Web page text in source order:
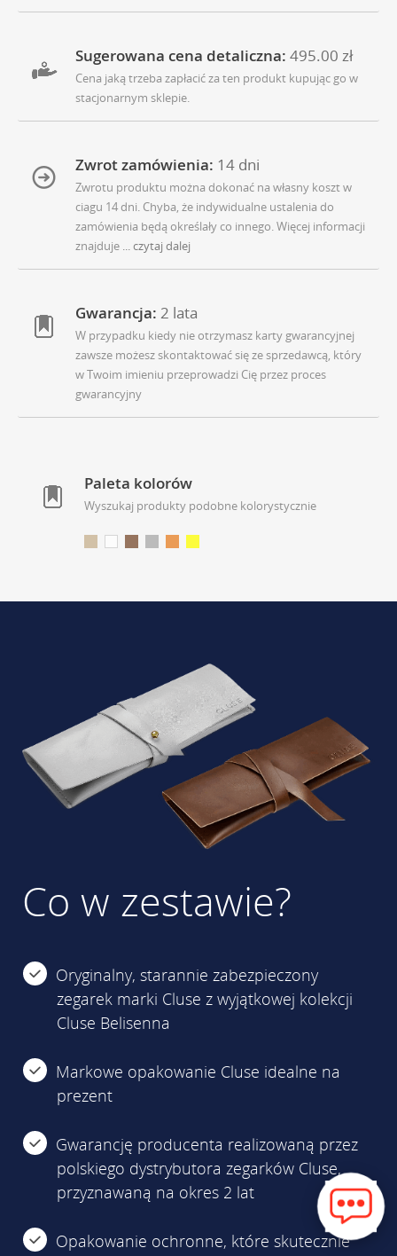
Sugerowana cena detaliczna: 495.00 zł
Cena jaką trzeba zapłacić za ten produkt kupując go w
stacjonarnym sklepie.
Zwrot zamówienia: 14 dni
Zwrotu produktu można dokonać na własny koszt w
ciagu 14 dni. Chyba, że indywidualne ustalenia do
zamówienia będą określały co innego. Więcej informacji
znajduje
... czytaj dalej
Gwarancja: 2 lata
W przypadku kiedy nie otrzymasz karty gwarancyjnej
zawsze możesz skontaktować się ze sprzedawcą, który
w Twoim imieniu przeprowadzi Cię przez proces
gwarancyjny
Paleta kolorów
Wyszukaj produkty podobne kolorystycznie
Co w zestawie?
Oryginalny, starannie zabezpieczony
zegarek marki Cluse z wyjątkowej kolekcji
Cluse Belisenna
Markowe opakowanie Cluse idealne na
prezent
Gwarancję producenta realizowaną przez
polskiego dystrybutora zegarków Cluse,
przyznawaną na okres 2 lat
Opakowanie ochronne, które skutecznie